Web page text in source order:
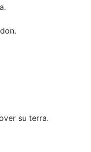
su terra.